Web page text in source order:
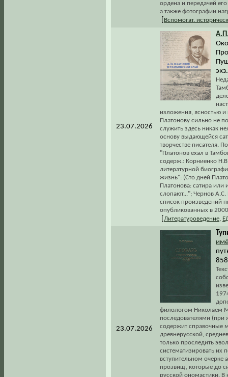
ордена и передачей
а также фотографии
Вспомогат.
23.07.2026
изложения, ясностью и
Платонову сильно не
служить здесь никак
основу выдающейся
творчестве писателя.
"Платонов ехал в
содерж.: Корниенко
литературной
жизнь": (Сто дней
Платонова: сатира или
слопают..."; Чернов А.С.
список произведений
опубликованных в
Литературоведение,
23.07.2026
филологом Николаем
последователями (при
содержит справочные
древнерусской,
только проследить
систематизировать
вступительном
прозвищ, которые до
русской ономастики. В